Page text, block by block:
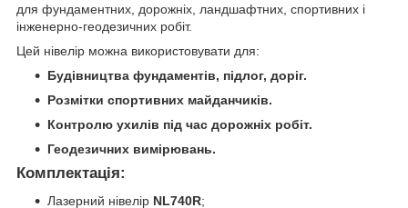
для фундаментних, дорожніх, ландшафтних, спортивних і
інженерно-геодезичних робіт.
Цей нівелір можна використовувати для:
Будівництва фундаментів, підлог, доріг.
Розмітки спортивних майданчиків.
Контролю ухилів під час дорожніх робіт.
Геодезичних вимірювань.
Комплектація:
Лазерний нівелір NL740R;